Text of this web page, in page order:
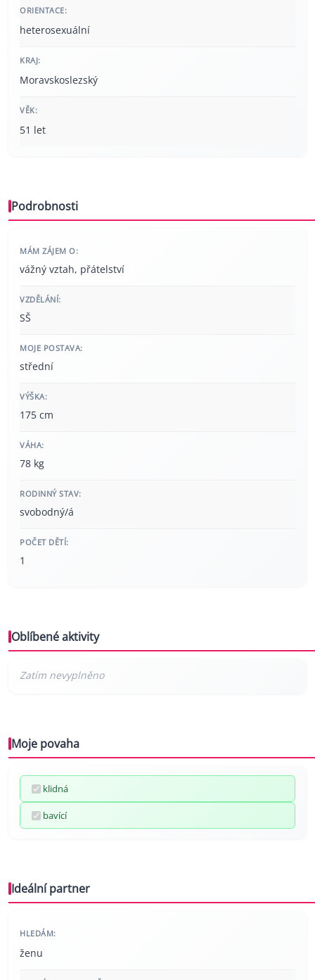
ORIENTACE:
heterosexuální
KRAJ:
Moravskoslezský
VĚK:
51 let
Podrobnosti
MÁM ZÁJEM O:
vážný vztah, přátelství
VZDĚLÁNÍ:
SŠ
MOJE POSTAVA:
střední
VÝŠKA:
175 cm
VÁHA:
78 kg
RODINNÝ STAV:
svobodný/á
POČET DĚTÍ:
1
Oblíbené aktivity
Moje povaha
klidná
bavící
Ideální partner
HLEDÁM:
ženu